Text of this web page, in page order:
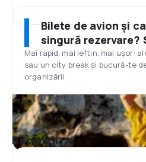
modernizare a flotei și
TAROM s-a îmbogăţit cu
500 pentru curse interne şi
alte 4 aeronave BOEING 737.
prezent pe zborurile externe
compusă din 24 aeronave: 1
800, 4 aeronave BOEING
BOEING 737-300, 4 aeronave
aeronave ATR 42-500, 2
aeronave AIRBUS A310-325.
Hub
Bilete de avion și
singură rezervare?
Mai rapid, mai ieftin, mai ușor:
sau un city break și bucură-te
organizării.
Recenzii